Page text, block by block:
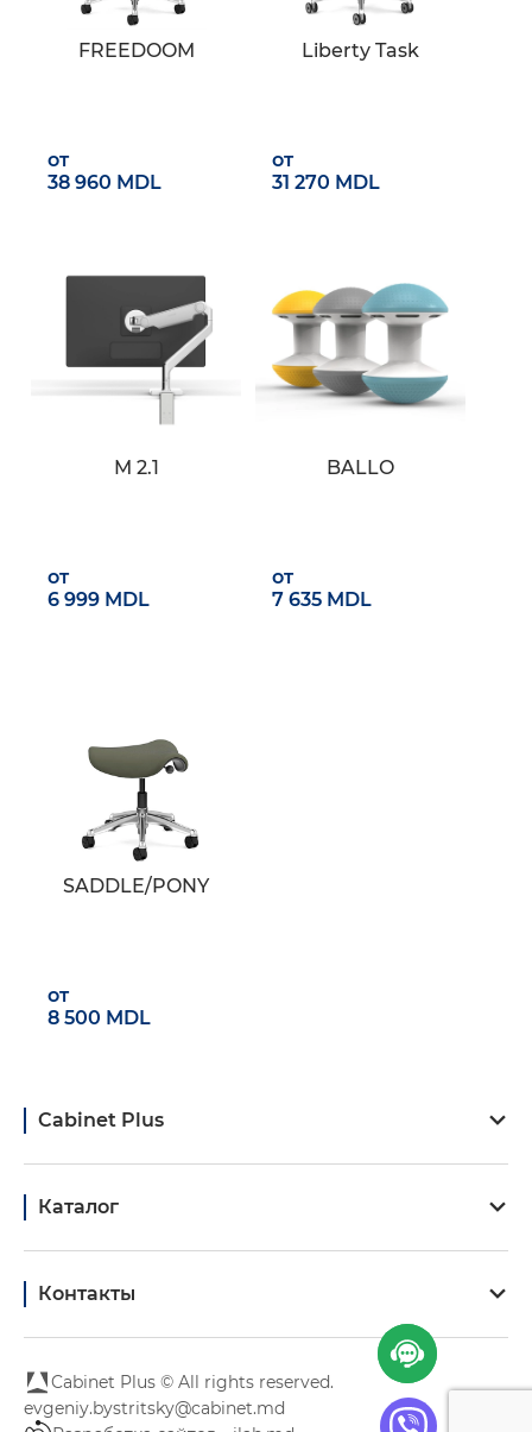
FREEDOOM
от
38 960 MDL
Liberty Task
от
31 270 MDL
M 2.1
от
6 999 MDL
BALLO
от
7 635 MDL
SADDLE/PONY
от
8 500 MDL
Cabinet Plus
Каталог
Контакты
Cabinet Plus © All rights reserved.
evgeniy.bystritsky@cabinet.md